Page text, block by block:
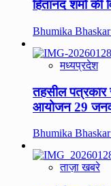
हितानंद शर्मा की
Bhumika Bhaskar
मध्यप्रदेश
तहसील पत्रकार
आयोजन 29
Bhumika Bhaskar
ताज़ा खबरे